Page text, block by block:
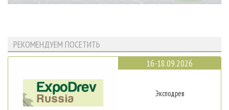
РЕКОМЕНДУЕМ ПОСЕТИТЬ
16-18.09.2026
Эксподрев